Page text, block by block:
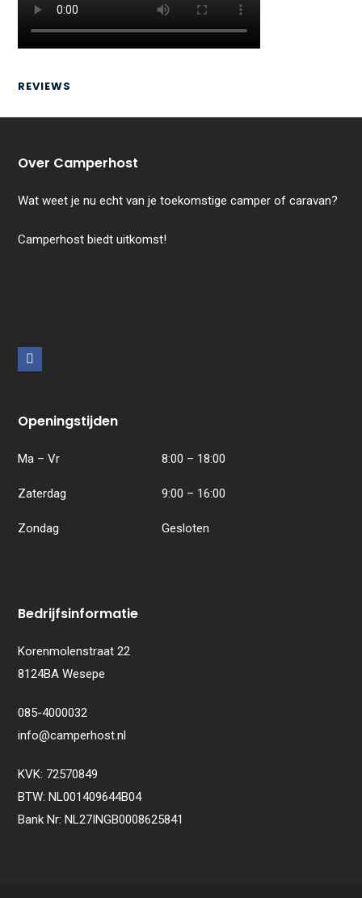
REVIEWS
Over Camperhost
Wat weet je nu echt van je toekomstige camper of caravan?
Camperhost biedt uitkomst!
e
o
k
Openingstijden
Ma – Vr 8:00 – 18:00
Zaterdag 9:00 – 16:00
Zondag Gesloten
Bedrijfsinformatie
Korenmolenstraat 22
8124BA Wesepe
085-4000032
info@camperhost.nl
KVK: 72570849
BTW: NL001409644B04
Bank Nr: NL27INGB0008625841